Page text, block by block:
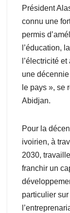
Président
connu une
permis
l’éducation,
l’électricité
une
le pays », se
Abidjan.
Pour la
ivoirien, à
2030,
franchir un
particulier